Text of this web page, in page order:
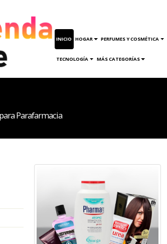
INICIO HOGAR PERFUMES Y COSMÉTICA
TECNOLOGÍA MÁS CATEGORÍAS
Parafarmacia